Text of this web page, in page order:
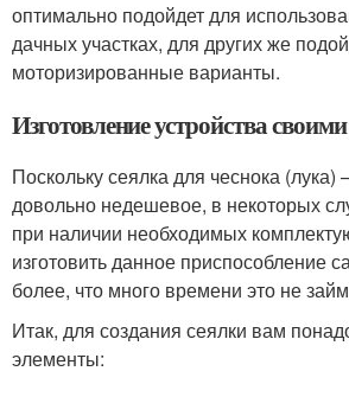
оптимально подойдет для
дачных участках, для других же
моторизированные варианты.
Изготовление устройства
Поскольку сеялка для чеснока (лука)
довольно недешевое, в некоторых
при наличии необходимых
изготовить данное приспособление
более, что много времени это не
Итак, для создания сеялки вам
элементы: